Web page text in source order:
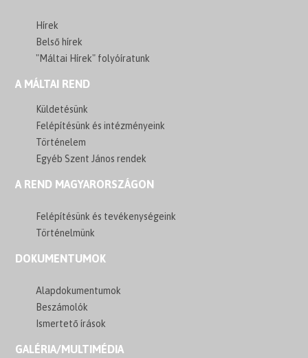
Hírek
Belső hírek
"Máltai Hírek" folyóíratunk
A MÁLTAI REND
Küldetésünk
Felépítésünk és intézményeink
Történelem
Egyéb Szent János rendek
A REND MAGYARORSZÁGON
Felépítésünk és tevékenységeink
Történelmünk
DOKUMENTUMOK
Alapdokumentumok
Beszámolók
Ismertető írások
GALÉRIA/MULTIMÉDIA